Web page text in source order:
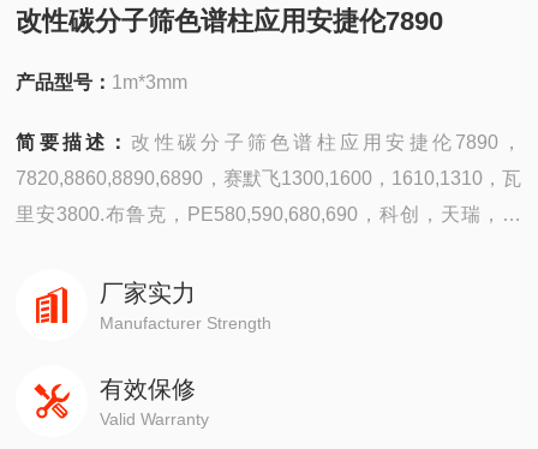
改性碳分子筛色谱柱应用安捷伦7890
产品型号： 1m*3mm
简要描述： 改性碳分子筛色谱柱应用安捷伦7890，
7820,8860,8890,6890，赛默飞1300,1600，1610,1310，瓦
里安3800.布鲁克，PE580,590,680,690，科创，天瑞，天
分离微量的一氧化碳，甲烷，二氧化碳，空气，
厂家实力
Manufacturer Strength
有效保修
Valid Warranty